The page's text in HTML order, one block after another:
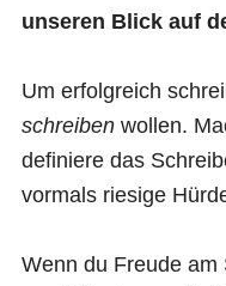
unseren Blick auf
Um erfolgreich
schreibenwollen.
definiere das
vormals riesige
Wenn du Freude am